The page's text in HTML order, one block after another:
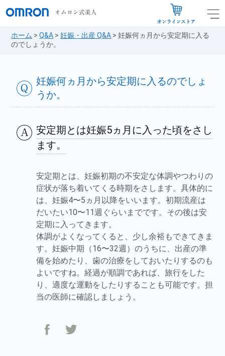
ホーム >Q&A >妊娠・出産 Q&A >妊娠何ヵ月から安定期に入る
のでしょうか。
妊娠何ヵ月から安定期に入るのでしょ
うか。
安定期とは妊娠5ヵ月に入った頃をさし
ます。
安定期とは、妊娠初期の不安定な体調やつわりの
症状が落ち着いてくる時期をさします。具体的に
は、妊娠4〜5ヵ月以降をいいます。初期流産は
だいたい10〜11週ぐらいまでです。その後は安
定期に入ってきます。
体調がよくなってくると、少し余裕もできてきま
す。妊娠中期（16〜32週）のうちに、出産の準
備を始めたり、歯の治療をしておいたりするのも
よいですね。経過が順調であれば、旅行をした
り、適度な運動をしたりすることも可能です。担
当の医師に確認しましょう。